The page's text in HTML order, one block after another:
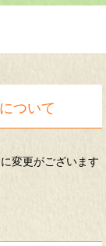
ついて
変更がございます